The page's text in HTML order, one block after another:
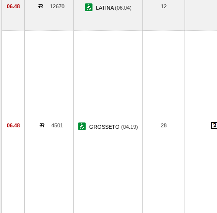
06.48 12670 LATINA(06.04) 12
06.48 4501 GROSSETO (04.19) 28